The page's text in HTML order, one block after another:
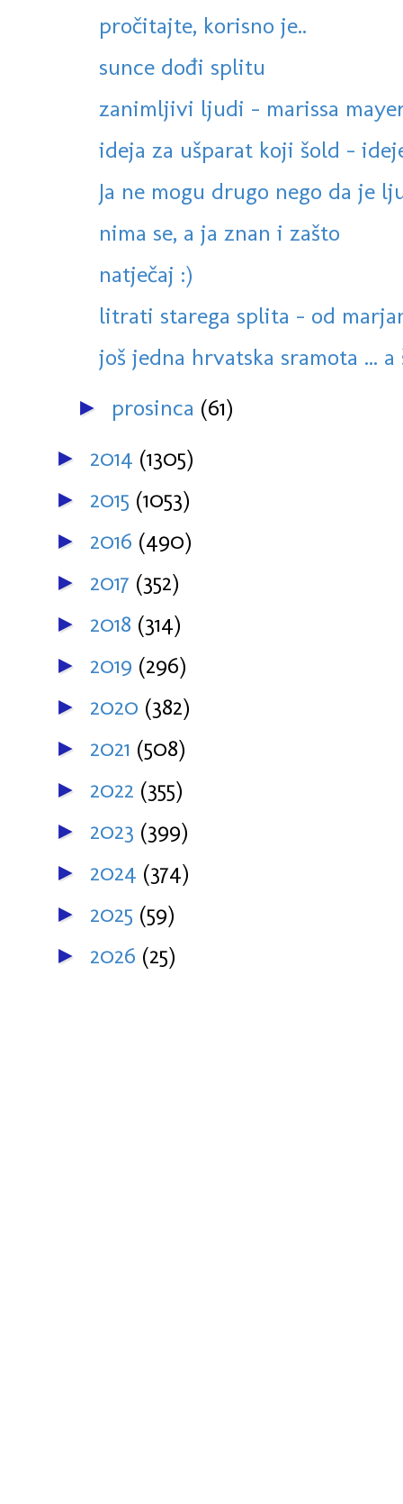
pročitajte, korisno je..
sunce dođi splitu
zanimljivi ljudi - marissa
ideja za ušparat koji šold -
Ja ne mogu drugo nego da je
nima se, a ja znan i zašto
natječaj :)
litrati starega splita - od
još jedna hrvatska sramota ... a
► prosinca (61)
► 2014 (1305)
► 2015 (1053)
► 2016 (490)
► 2017 (352)
► 2018 (314)
► 2019 (296)
► 2020 (382)
► 2021 (508)
► 2022 (355)
► 2023 (399)
► 2024 (374)
► 2025 (59)
► 2026 (25)